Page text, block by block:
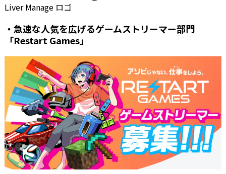
Liver Manage ロゴ
・急速な人気を広げるゲームストリーマー部門
「Restart Games」